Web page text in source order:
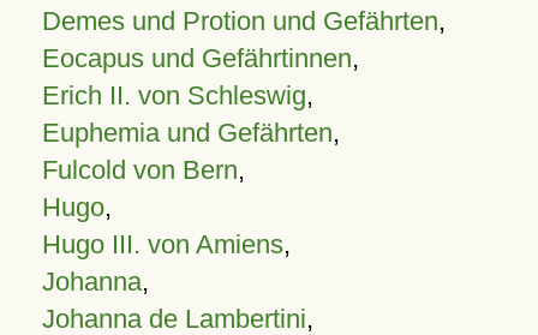
Demes und Protion und Gefährten,
Eocapus und Gefährtinnen,
Erich II. von Schleswig,
Euphemia und Gefährten,
Fulcold von Bern,
Hugo,
Hugo III. von Amiens,
Johanna,
Johanna de Lambertini,